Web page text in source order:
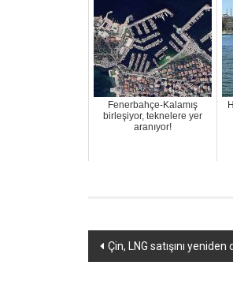
Fenerbahçe-Kalamış
birleşiyor, teknelere yer
aranıyor!
Yazı
Çin, LNG satışını